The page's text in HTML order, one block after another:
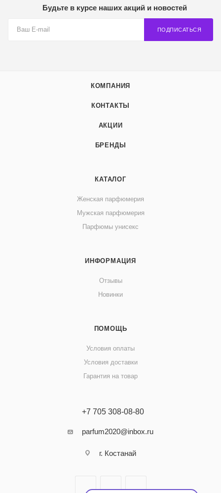
Будьте в курсе наших акций и новостей
ПОДПИСАТЬСЯ
КОМПАНИЯ
КОНТАКТЫ
АКЦИИ
БРЕНДЫ
КАТАЛОГ
Женская парфюмерия
Мужская парфюмерия
Парфюмы унисекс
ИНФОРМАЦИЯ
Отзывы
Новинки
ПОМОЩЬ
Условия оплаты
Условия доставки
Гарантия на товар
+7 705 308-08-80
parfum2020@inbox.ru
г. Костанай